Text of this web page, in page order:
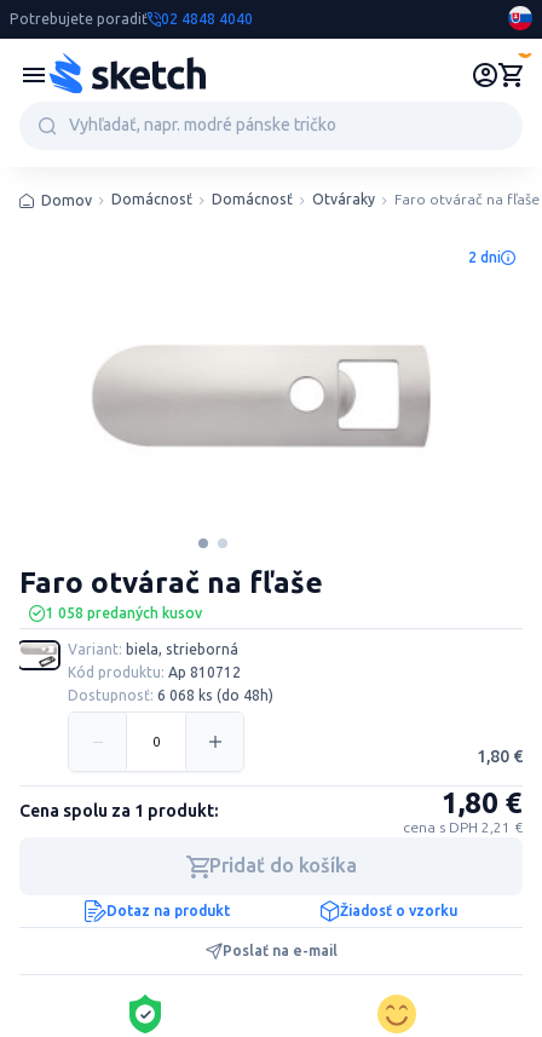
Potrebujete poradiť 02 4848 4040
Domov Domácnosť Domácnosť Otváraky Faro otvárač na fľaše
2 dni
1 058 predaných kusov
Faro otvárač na fľaše
Variant: biela, strieborná
Kód produktu: Ap 810712
Dostupnosť: 6 068 ks (do 48h)
1,80 €
Cena spolu za 1 produkt: 1,80 €
cena s DPH 2,21 €
Pridať do košíka
Dotaz na produkt Žiadosť o vzorku
Poslať na e-mail